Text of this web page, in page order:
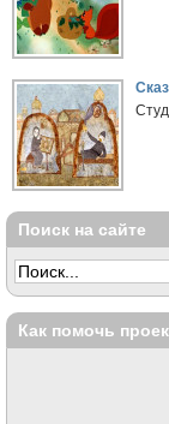
Поиск на сайте
Как помочь